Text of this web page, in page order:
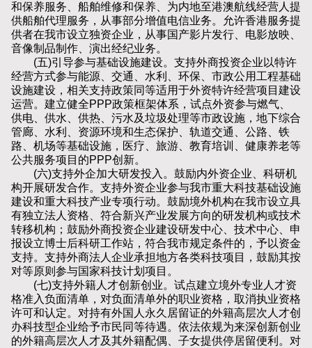
和保养服务、船舶维修和保养、为内地至港澳航线经营人提
供船舶代理服务，从事部分增值电信业务。允许香港服务提
供者在我市设立独资企业，从事国产影片发行、电影放映、
音像制品制作、演出经纪业务。
(五)引导参与基础设施建设。支持外商投资企业以特许
经营方式参与能源、交通、水利、环保、市政公用工程基础
设施建设，相关支持政策同等适用于外资特许经营项目建设
运营。建立健全PPP政策框架体系，试点外资参与燃气、
供电、供水、供热、污水及垃圾处理等市政设施，地下综合
管廊、水利、资源环境和生态保护、轨道交通、公路、铁
路、机场等基础设施，医疗、旅游、教育培训、健康养老等
公共服务项目的PPP创新。
(六)支持外企加大研发投入。鼓励内外资企业、科研机
构开展研发合作。支持外资企业参与我市重大科技基础设施
建设和重大科技产业专项行动。鼓励境外机构在我市设立具
有独立法人资格、符合新兴产业发展方向的研发机构或技术
转移机构；鼓励外商投资企业建设研发中心、技术中心、申
报设立博士后科研工作站，符合我市规定条件的，予以资金
支持。支持外商法人企业承担地方各类科技项目，鼓励其按
对等原则参与国家科技计划项目。
(七)支持外籍人才创新创业。试点建立境外专业人才资
格准入负面清单，对负面清单外的职业资格，取消执业资格
许可和认定。对持有外国人永久居留证的外籍高层次人才创
办科技型企业给予市民同等待遇。依法依规为来深创新创业
的外籍高层次人才及其外籍配偶、子女提供停居留便利。对